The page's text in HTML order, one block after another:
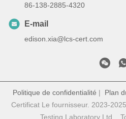
86-138-2885-4320
E-mail
edison.xia@lcs-cert.com
Politique de confidentialité | Plan
Certificat Le fournisseur. 2023-
Testing Laboratory Ltd. .